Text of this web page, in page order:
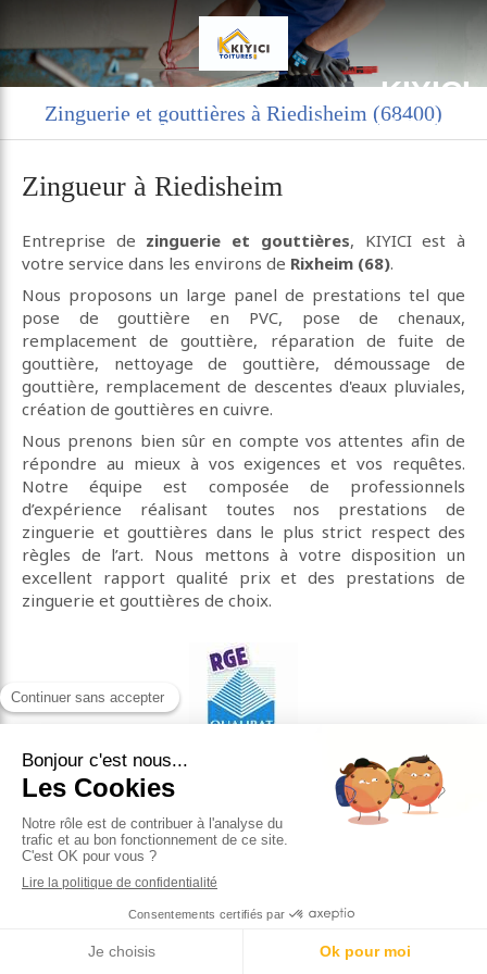
KIYICI
Charpente couverture zinguerie à Rixheim
Zinguerie et gouttières à Riedisheim (68400)
Zingueur à Riedisheim
Entreprise de zinguerie et gouttières, KIYICI est à
votre service dans les environs de Rixheim (68).
Nous proposons un large panel de prestations tel que
pose de gouttière en PVC, pose de chenaux,
remplacement de gouttière, réparation de fuite de
gouttière, nettoyage de gouttière, démoussage de
gouttière, remplacement de descentes d'eaux pluviales,
création de gouttières en cuivre.
Nous prenons bien sûr en compte vos attentes afin de
répondre au mieux à vos exigences et vos requêtes.
Notre équipe est composée de professionnels
d’expérience réalisant toutes nos prestations de
zinguerie et gouttières dans le plus strict respect des
règles de l’art. Nous mettons à votre disposition un
excellent rapport qualité prix et des prestations de
zinguerie et gouttières de choix.
Contacter KIYICI, zinguerie et
gouttières